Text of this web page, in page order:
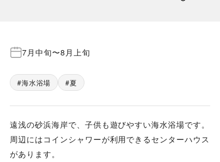
7月中旬〜8月上旬
海水浴場 夏
遠浅の砂浜海岸で、子供も遊びやすい海水浴場です。
周辺にはコインシャワーが利用できるセンターハウス
があります。